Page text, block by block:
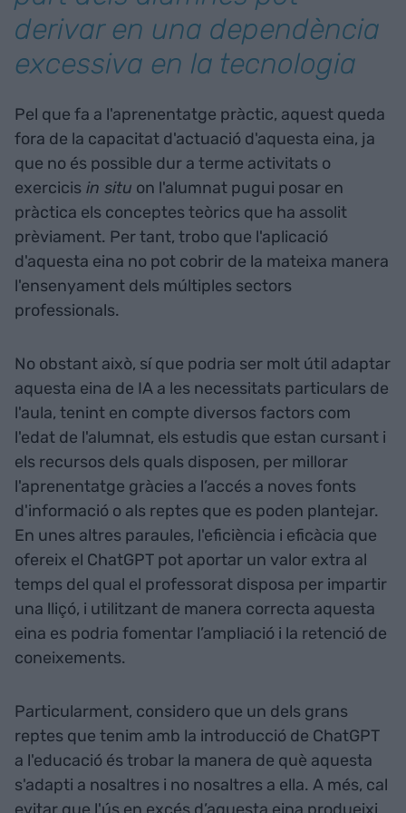
derivar en una dependència
excessiva en la tecnologia
Pel que fa a l'aprenentatge pràctic, aquest queda
fora de la capacitat d'actuació d'aquesta eina, ja
que no és possible dur a terme activitats o
exercicis in situ on l'alumnat pugui posar en
pràctica els conceptes teòrics que ha assolit
prèviament. Per tant, trobo que l'aplicació
d'aquesta eina no pot cobrir de la mateixa manera
l'ensenyament dels múltiples sectors
professionals.
No obstant això, sí que podria ser molt útil adaptar
aquesta eina de IA a les necessitats particulars de
l'aula, tenint en compte diversos factors com
l'edat de l'alumnat, els estudis que estan cursant i
els recursos dels quals disposen, per millorar
l'aprenentatge gràcies a l’accés a noves fonts
d'informació o als reptes que es poden plantejar.
En unes altres paraules, l'eficiència i eficàcia que
ofereix el ChatGPT pot aportar un valor extra al
temps del qual el professorat disposa per impartir
una lliçó, i utilitzant de manera correcta aquesta
eina es podria fomentar l’ampliació i la retenció de
coneixements.
Particularment, considero que un dels grans
reptes que tenim amb la introducció de ChatGPT
a l'educació és trobar la manera de què aquesta
s'adapti a nosaltres i no nosaltres a ella. A més, cal